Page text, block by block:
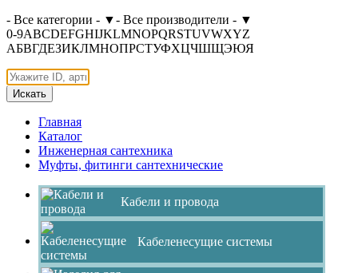
- Все категории - ▼- Все производители - ▼
0-9ABCDEFGHIJKLMNOPQRSTUVWXYZ
АБВГДЕЗИКЛМНОПРСТУФХЦЧШЩЭЮЯ
Искать
Главная
Каталог
Инженерная сантехника
Муфты, фитинги сантехнические
Кабели и провода
Кабеленесущие системы